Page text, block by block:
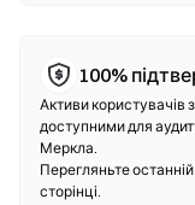
рівень прослизання
стягується комісія
централізованих
операцій на DEX
таких як Ethereum,
100%
Активи користувачів
доступними для
Меркла.
Перегляньте
сторінці.